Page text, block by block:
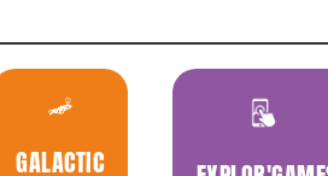
GALACTIC